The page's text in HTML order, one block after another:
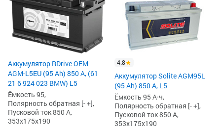
Аккумулятор RDrive OEM
AGM-L5EU (95 Ah) 850 А, (61
21 6 924 023 BMW) L5
Ёмкость 95,
Полярность обратная [- +],
Пусковой ток 850 А,
353x175x190
4.8
Аккумулятор Solite AGM95L
(95 Ah) 850 А, L5
Ёмкость 95 А·ч,
Полярность обратная [- +],
Пусковой ток 850 А,
353x175x190